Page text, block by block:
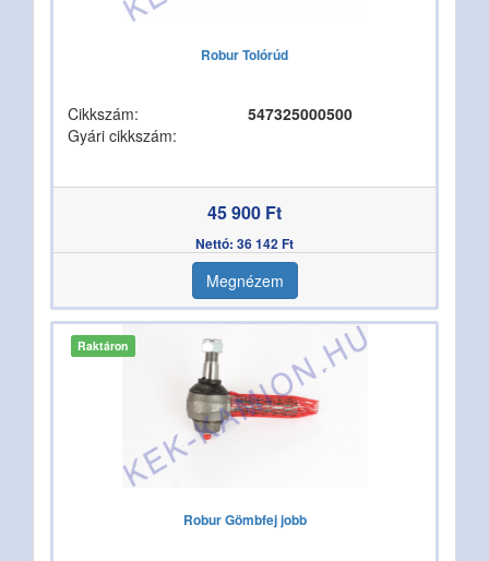
Robur Tolórúd
Cikkszám:
547325000500
Gyári cikkszám:
45 900 Ft
Nettó: 36 142 Ft
Megnézem
Raktáron
Robur Gömbfej jobb